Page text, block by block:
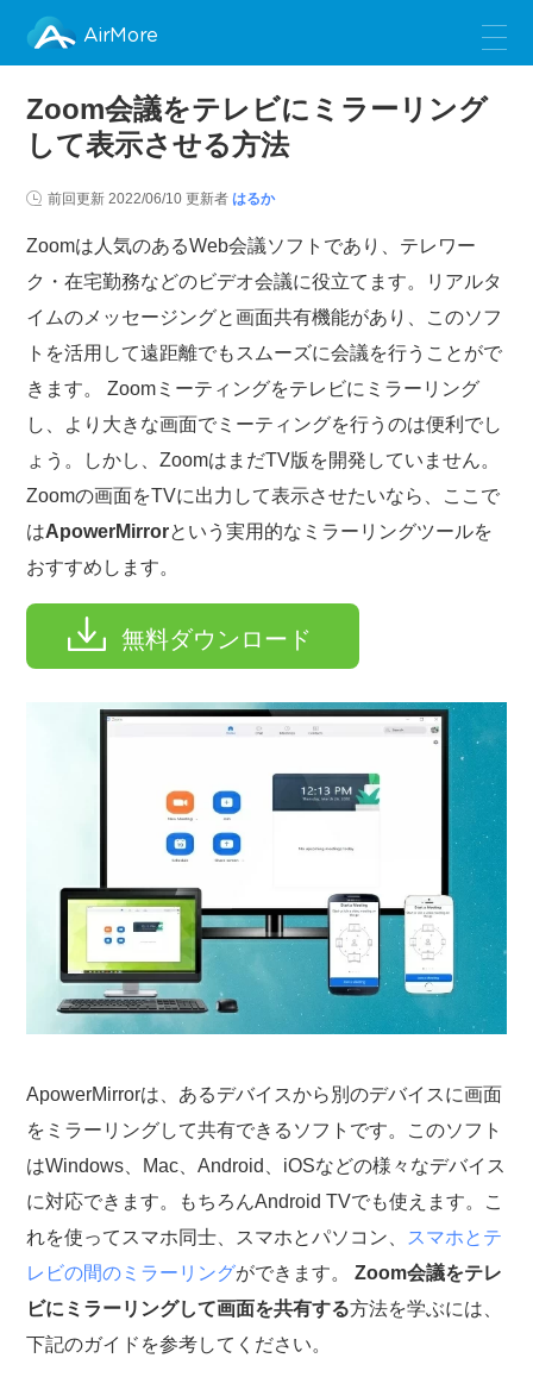
AirMore
Zoom会議をテレビにミラーリング
して表示させる方法
前回更新2022/06/10 更新者はるか
Zoomは人気のあるWeb会議ソフトであり、テレワー
ク・在宅勤務などのビデオ会議に役立てます。リアルタ
イムのメッセージングと画面共有機能があり、このソフ
トを活用して遠距離でもスムーズに会議を行うことがで
きます。 Zoomミーティングをテレビにミラーリング
し、より大きな画面でミーティングを行うのは便利でし
ょう。しかし、ZoomはまだTV版を開発していません。
Zoomの画面をTVに出力して表示させたいなら、ここで
はApowerMirrorという実用的なミラーリングツールを
おすすめします。
無料ダウンロード
ApowerMirrorは、あるデバイスから別のデバイスに画面
をミラーリングして共有できるソフトです。このソフト
はWindows、Mac、Android、iOSなどの様々なデバイス
に対応できます。もちろんAndroid TVでも使えます。こ
れを使ってスマホ同士、スマホとパソコン、 スマホとテ
レビの間のミラーリングができます。
Zoom会議をテレ
ビにミラーリングして画面を共有する方法を学ぶには、
下記のガイドを参考してください。